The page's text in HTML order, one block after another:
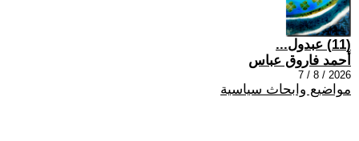
(11) عبدول...
أحمد فاروق عباس
2026 / 8 / 7
مواضيع وابحاث سياسية